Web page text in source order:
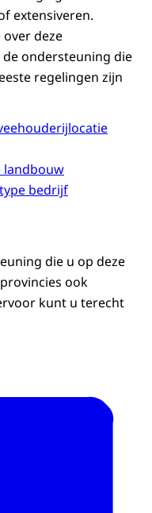
extensiveren.
deze
ondersteuning die
regelingen zijn
landbouw
bedrijf
die u op deze
ook
kunt u terecht